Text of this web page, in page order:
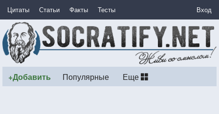
Цитаты Статьи Факты Тесты Вход
+Добавить Популярные Еще